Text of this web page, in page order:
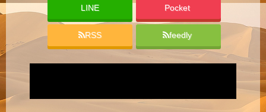
LINE Pocket
RSS feedly